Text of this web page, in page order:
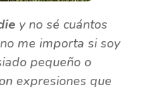
y no sé cuántos
me importa si soy
pequeño o
expresiones que